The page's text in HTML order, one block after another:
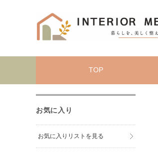
TOP
お気に入り
お気に入りリストを見る